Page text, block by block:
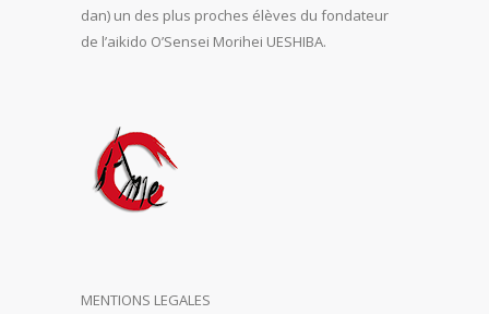
dan) un des plus proches élèves du fondateur
de l’aikido O’Sensei Morihei UESHIBA.
MENTIONS LEGALES